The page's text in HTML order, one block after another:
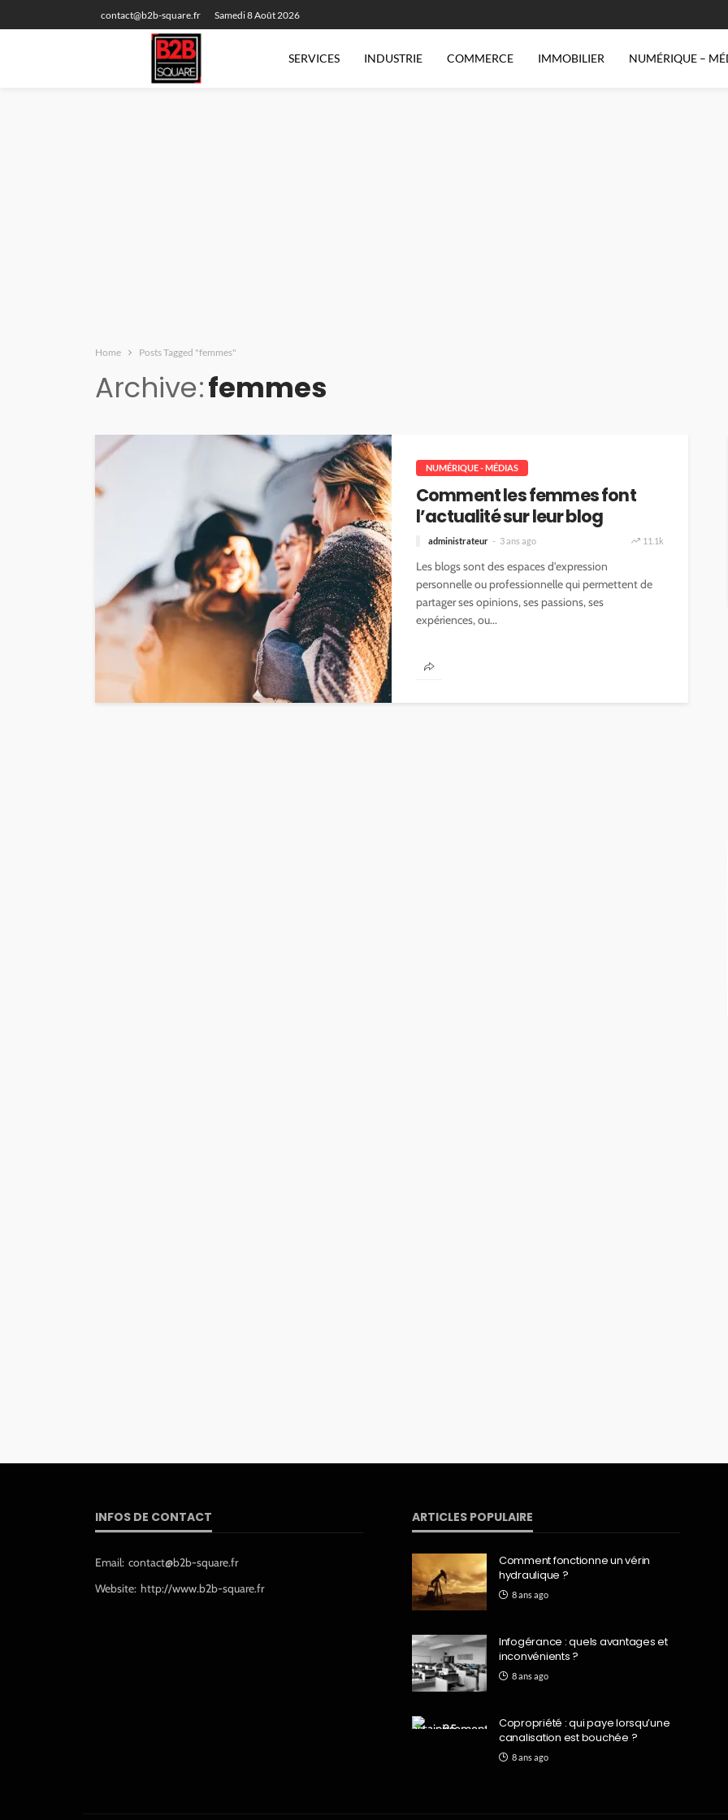
contact@b2b-square.fr Samedi 8 Août 2026
SERVICES INDUSTRIE COMMERCE IMMOBILIER NUMÉRIQUE –
Home Posts Tagged "femmes"
Archive femmes
NUMÉRIQUE - MÉDIAS
Comment les femmes font
l’actualité sur leur blog
administrateur 3 ans ago 11.1k
Les blogs sont des espaces d'expression
personnelle ou professionnelle qui permettent de
partager ses opinions, ses passions, ses
expériences, ou...
INFOS DE CONTACT
Email: contact@b2b-square.fr
Website: http://www.b2b-square.fr
ARTICLES POPULAIRE
Comment fonctionne un vérin
hydraulique ?
8 ans ago
Infogérance : quels avantages et
inconvénients ?
8 ans ago
Copropriété : qui paye lorsqu’une
canalisation est bouchée ?
8 ans ago